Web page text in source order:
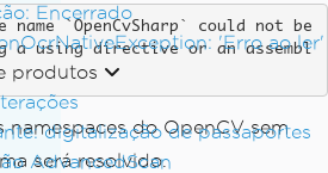
Encerrado
'Erro ao ler'
produtos
digitalização de passaportes
AdvancedScan
name `OpenCvSharp` could not be
a using directive or an assembl
namespaces do OpenCV sem
será resolvido.